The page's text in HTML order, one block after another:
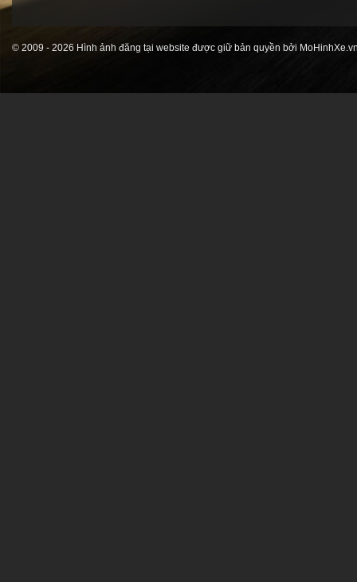
© 2009 - 2026 Hình ảnh đăng tại website được giữ bản quyền bởi